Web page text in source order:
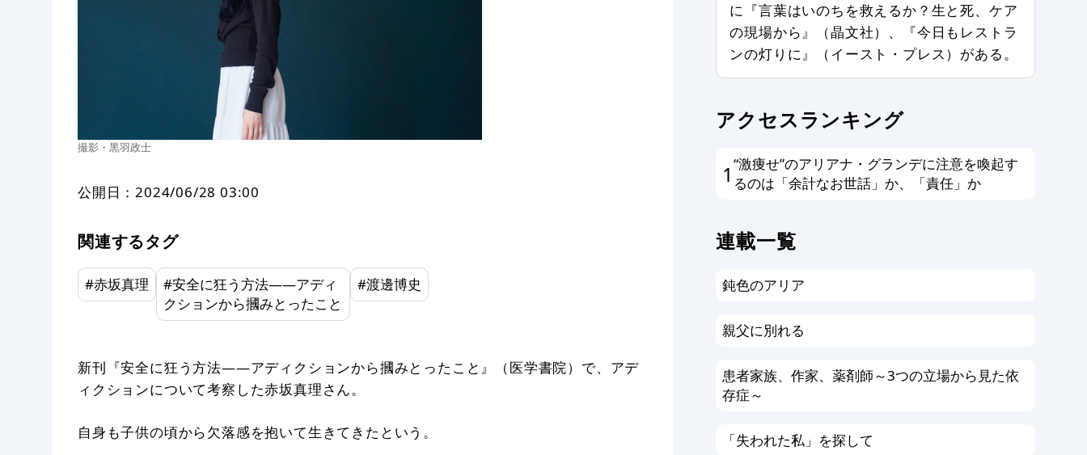
撮影・黒羽政士
公開日：2024/06/28 03:00
関連するタグ
#赤坂真理 #安全に狂う方法——アディ
クションから摑みとったこと
#渡邊博史
新刊『安全に狂う方法——アディクションから摑みとったこと』（医学書院）で、アデ
ィクションについて考察した赤坂真理さん。
自身も子供の頃から欠落感を抱いて生きてきたという。
に『言葉はいのちを救えるか？生と死、ケア
の現場から』（晶文社）、『今日もレストラ
ンの灯りに』（イースト・プレス）がある。
アクセスランキング
1 “激痩せ”のアリアナ・グランデに注意を喚起す
るのは「余計なお世話」か、「責任」か
連載一覧
鈍色のアリア
親父に別れる
患者家族、作家、薬剤師～3つの立場から見た依
存症～
「失われた私」を探して